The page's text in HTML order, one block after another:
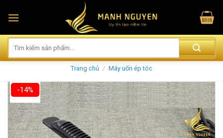
Trang chủ / Máy uốn ép tóc
-14%